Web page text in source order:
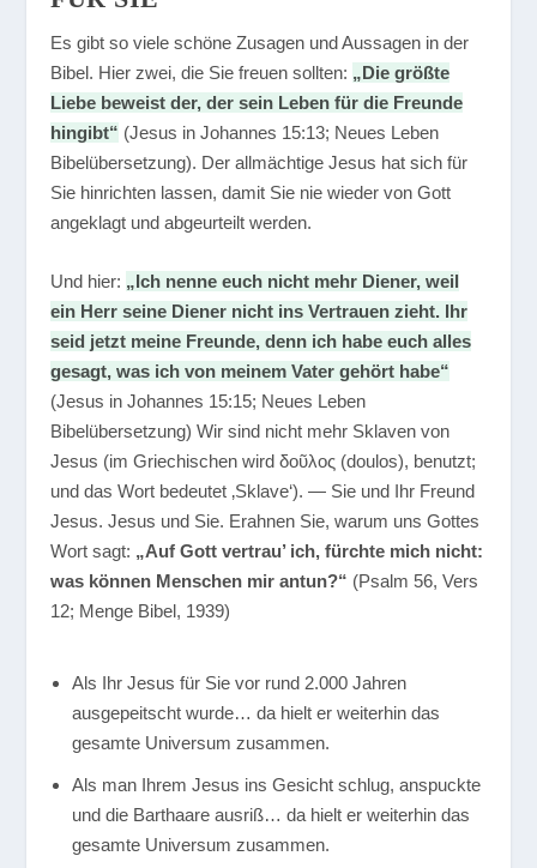
Es gibt so viele schöne Zusagen und Aussagen in der
Bibel. Hier zwei, die Sie freuen sollten: „Die größte
Liebe beweist der, der sein Leben für die Freunde
hingibt“ (Jesus in Johannes 15:13; Neues Leben
Bibelübersetzung). Der allmächtige Jesus hat sich für
Sie hinrichten lassen, damit Sie nie wieder von Gott
angeklagt und abgeurteilt werden.
Und hier: „Ich nenne euch nicht mehr Diener, weil
ein Herr seine Diener nicht ins Vertrauen zieht. Ihr
seid jetzt meine Freunde, denn ich habe euch alles
gesagt, was ich von meinem Vater gehört habe“
(Jesus in Johannes 15:15; Neues Leben
Bibelübersetzung) Wir sind nicht mehr Sklaven von
Jesus (im Griechischen wird δοῦλος (doulos), benutzt;
und das Wort bedeutet ‚Sklave‘). — Sie und Ihr Freund
Jesus. Jesus und Sie. Erahnen Sie, warum uns Gottes
Wort sagt: „Auf Gott vertrau’ ich, fürchte mich nicht:
was können Menschen mir antun?“ (Psalm 56, Vers
12; Menge Bibel, 1939)
Als Ihr Jesus für Sie vor rund 2.000 Jahren
ausgepeitscht wurde… da hielt er weiterhin das
gesamte Universum zusammen.
Als man Ihrem Jesus ins Gesicht schlug, anspuckte
und die Barthaare ausriß… da hielt er weiterhin das
gesamte Universum zusammen.